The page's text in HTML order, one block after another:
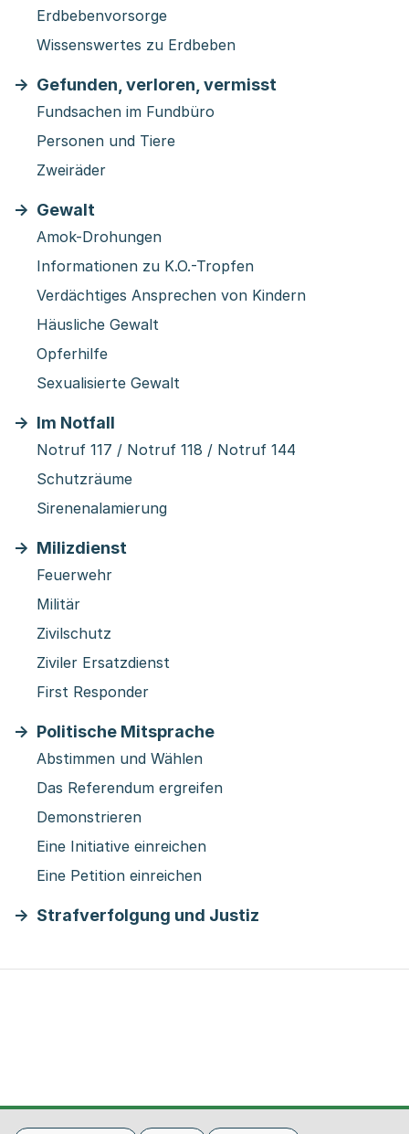
Erdbebenvorsorge
Wissenswertes zu Erdbeben
Gefunden, verloren, vermisst
Fundsachen im Fundbüro
Personen und Tiere
Zweiräder
Gewalt
Amok-Drohungen
Informationen zu K.O.-Tropfen
Verdächtiges Ansprechen von Kindern
Häusliche Gewalt
Opferhilfe
Sexualisierte Gewalt
Im Notfall
Notruf 117 / Notruf 118 / Notruf 144
Schutzräume
Sirenenalamierung
Milizdienst
Feuerwehr
Militär
Zivilschutz
Ziviler Ersatzdienst
First Responder
Politische Mitsprache
Abstimmen und Wählen
Das Referendum ergreifen
Demonstrieren
Eine Initiative einreichen
Eine Petition einreichen
Strafverfolgung und Justiz